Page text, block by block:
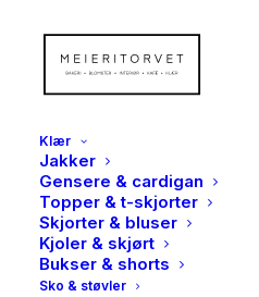
Klær
Jakker
Gensere & cardigan
Topper & t-skjorter
Skjorter & bluser
Kjoler & skjørt
Bukser & shorts
Sko & støvler